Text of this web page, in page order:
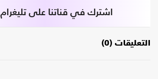
اشترك في قناتنا على تليغرام
التعليقات (0)